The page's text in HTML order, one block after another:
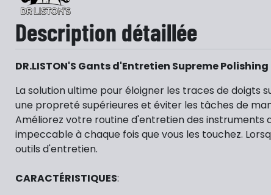
Description détaillée
DR.LISTON'S Gants d'Entretien Supreme
La solution ultime pour éloigner les traces de
une propreté supérieures et éviter les tâches de
Améliorez votre routine d'entretien des instruments
impeccable à chaque fois que vous les touchez.
outils d'entretien.
CARACTÉRISTIQUES: